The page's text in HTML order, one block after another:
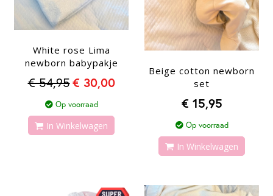
White rose Lima
newborn babypakje
€ 54,95€ 30,00
Op voorraad
In Winkelwagen
Beige cotton newborn
set
€ 15,95
Op voorraad
In Winkelwagen